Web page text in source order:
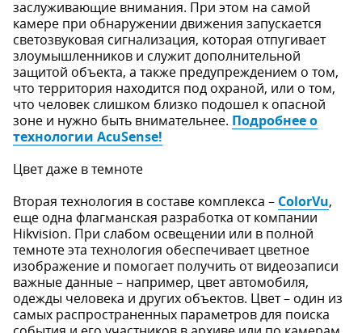
заслуживающие внимания. При этом на самой
камере при обнаружении движения запускается
светозвуковая сигнализация, которая отпугивает
злоумышленников и служит дополнительной
защитой объекта, а также предупреждением о том,
что территория находится под охраной, или о том,
что человек слишком близко подошел к опасной
зоне и нужно быть внимательнее. Подробнее о
технологии AcuSense!
Цвет даже в темноте
Вторая технология в составе комплекса – ColorVu,
еще одна флагманская разработка от компании
Hikvision. При слабом освещении или в полной
темноте эта технология обеспечивает цветное
изображение и помогает получить от видеозаписи
важные данные – например, цвет автомобиля,
одежды человека и других объектов. Цвет – один из
самых распространенных параметров для поиска